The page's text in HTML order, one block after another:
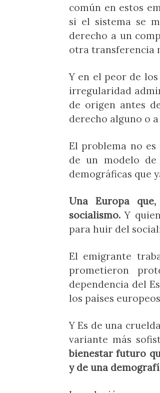
común en estos
si el sistema se
derecho a un
otra transferencia
Y en el peor de
irregularidad
de origen antes
derecho alguno o
El problema no
de un modelo de
demográficas que
Una Europa
socialismo. Y
para huir del
El emigrante
prometieron
dependencia del
los países
Y Es de una
variante más
bienestar futuro
y de una